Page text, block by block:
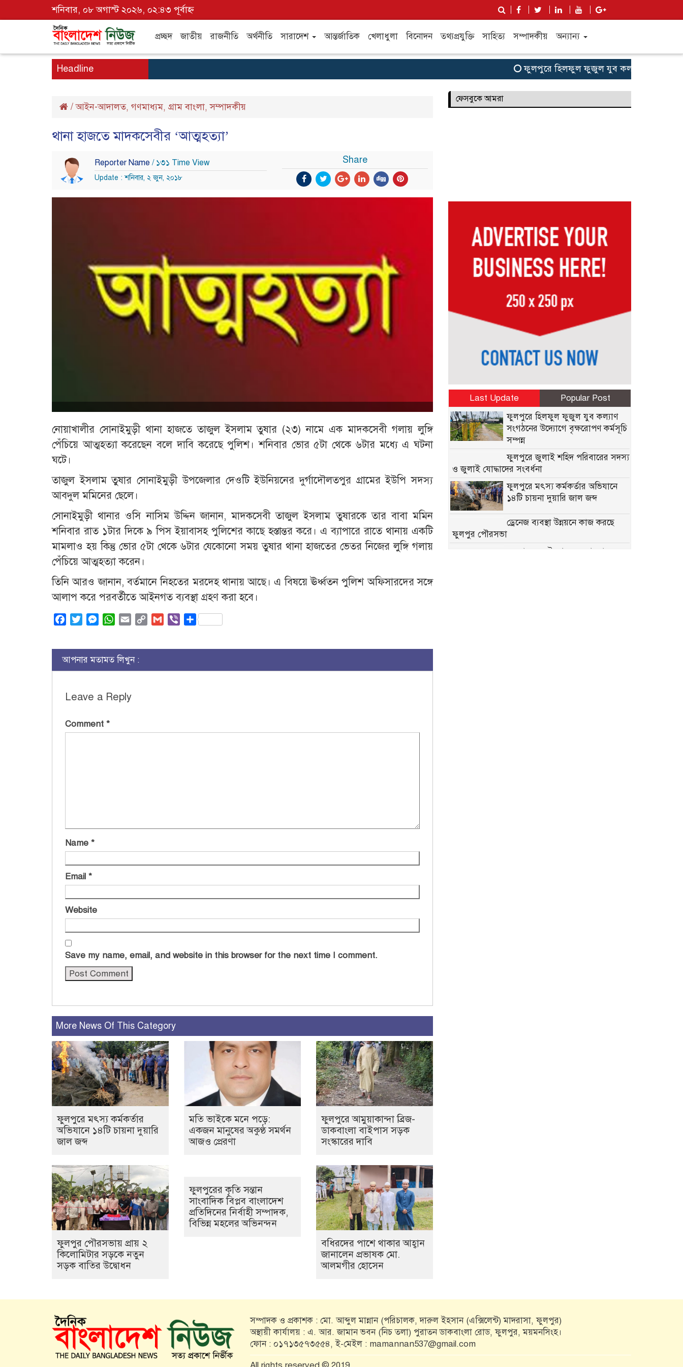
শনিবার, ০৮ অগাস্ট ২০২৬, ০২:৪৩ পূর্বাহ্ন
প্রচ্ছদ জাতীয় রাজনীতি অর্থনীতি সারাদেশ আন্তর্জাতিক খেলাধুলা বিনোদন তথ্যপ্রযুক্তি সাহিত্য সম্পাদকীয় অন্যান্য
Headline ফুলপুরে হিলফুল ফুজুল যুব কল্যাণ সংগঠনের
/আইন-আদালত, গণমাধ্যম, গ্রাম বাংলা,সম্পাদকীয়
থানা হাজতে মাদকসেবীর ‘আত্মহত্যা’
Reporter Name / ১৩১ Time View
Update : শনিবার, ২ জুন, ২০১৮
Share
নোয়াখালীর সোনাইমুড়ী থানা হাজতে তাজুল ইসলাম তুষার (২৩) নামে এক মাদকসেবী গলায় লুঙ্গি
পেঁচিয়ে আত্মহত্যা করেছেন বলে দাবি করেছে পুলিশ। শনিবার ভোর ৫টা থেকে ৬টার মধ্যে এ ঘটনা
ঘটে।
তাজুল ইসলাম তুষার সোনাইমুড়ী উপজেলার দেওটি ইউনিয়নের দুর্গাদৌলতপুর গ্রামের ইউপি সদস্য
আবদুল মমিনের ছেলে।
সোনাইমুড়ী থানার ওসি নাসিম উদ্দিন জানান, মাদকসেবী তাজুল ইসলাম তুষারকে তার বাবা মমিন
শনিবার রাত ১টার দিকে ৯ পিস ইয়াবাসহ পুলিশের কাছে হস্তান্তর করে। এ ব্যাপারে রাতে থানায় একটি
মামলাও হয় কিন্তু ভোর ৫টা থেকে ৬টার যেকোনো সময় তুষার থানা হাজতের ভেতর নিজের লুঙ্গি গলায়
পেঁচিয়ে আত্মহত্যা করেন।
তিনি আরও জানান, বর্তমানে নিহতের মরদেহ থানায় আছে। এ বিষয়ে ঊর্ধ্বতন পুলিশ অফিসারদের সঙ্গে
আলাপ করে পরবর্তীতে আইনগত ব্যবস্থা গ্রহণ করা হবে।
FacebookTwitterMessenger
WhatsApp
Email
Copy
Gmail ViberShare
আপনার মতামত লিখুন :
Leave a Reply
Comment *
Name *
Email *
Website
Save my name, email, and website in this browser for the next time I comment.
More News Of This Category
ফুলপুরে মৎস্য কর্মকর্তার
অভিযানে ১৪টি চায়না দুয়ারি
জাল জব্দ
মতি ভাইকে মনে পড়ে:
একজন মানুষের অকুণ্ঠ সমর্থন
আজও প্রেরণা
ফুলপুরে আমুয়াকান্দা ব্রিজ-
ডাকবাংলা বাইপাস সড়ক
সংস্কারের দাবি
ফুলপুর পৌরসভায় প্রায় ২
কিলোমিটার সড়কে নতুন
সড়ক বাতির উদ্বোধন
ফুলপুরের কৃতি সন্তান
সাংবাদিক বিপ্লব বাংলাদেশ
প্রতিদিনের নির্বাহী সম্পাদক,
বিভিন্ন মহলের অভিনন্দন
বধিরদের পাশে থাকার আহ্বান
জানালেন প্রভাষক মো.
আলমগীর হোসেন
ফেসবুকে আমরা
Last Update
Popular Post
ফুলপুরে হিলফুল ফুজুল যুব কল্যাণ
সংগঠনের উদ্যোগে বৃক্ষরোপণ কর্মসূচি
সম্পন্ন
ফুলপুরে জুলাই শহিদ পরিবারের সদস্য
ও জুলাই যোদ্ধাদের সংবর্ধনা
ফুলপুরে মৎস্য কর্মকর্তার অভিযানে
১৪টি চায়না দুয়ারি জাল জব্দ
ড্রেনেজ ব্যবস্থা উন্নয়নে কাজ করছে
ফুলপুর পৌরসভা
সরকারকে এই আবেদন আমরা
সম্পাদক ও প্রকাশক : মো. আব্দুল মান্নান (পরিচালক, দারুল ইহসান (এক্সিলেন্ট) মাদরাসা, ফুলপুর)
অস্থায়ী কার্যালয় : এ. আর. জামান ভবন (নিচ তলা) পুরাতন ডাকবাংলা রোড, ফুলপুর, ময়মনসিংহ।
ফোন : ০১৭১৩৫৭৩৫৫৪, ই-মেইল : mamannan537@gmail.com